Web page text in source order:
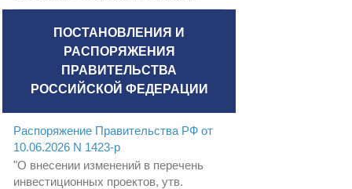
ПОСТАНОВЛЕНИЯ И
РАСПОРЯЖЕНИЯ
ПРАВИТЕЛЬСТВА
РОССИЙСКОЙ ФЕДЕРАЦИИ
Распоряжение Правительства РФ от
10.06.2026 N 1423-р
"О внесении изменений в перечень
инвестиционных проектов, утв.